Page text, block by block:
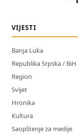
VIJESTI
Banja Luka
Republika Srpska / BiH
Region
Svijet
Hronika
Kultura
Saopštenje za medije